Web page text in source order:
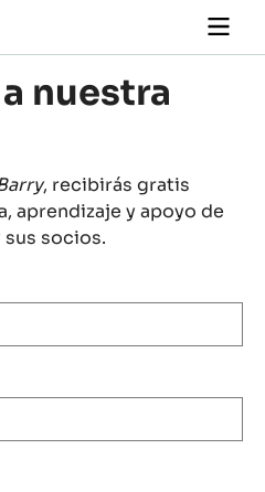
main
nuestra
, recibirás gratis
aprendizaje y apoyo de
socios.